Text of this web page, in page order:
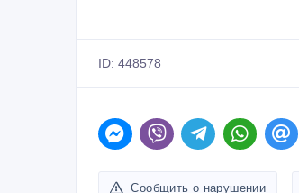
Похожие объявления